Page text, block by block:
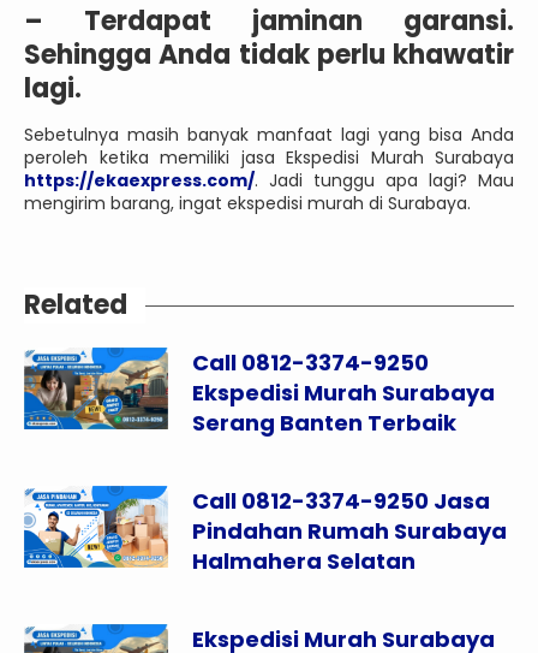
– Terdapat jaminan garansi.
Sehingga Anda tidak perlu khawatir
lagi.
Sebetulnya masih banyak manfaat lagi yang bisa Anda
peroleh ketika memiliki jasa Ekspedisi Murah Surabaya
https://ekaexpress.com/. Jadi tunggu apa lagi? Mau
mengirim barang, ingat ekspedisi murah di Surabaya.
Related
Call 0812-3374-9250
Ekspedisi Murah Surabaya
Serang Banten Terbaik
Call 0812-3374-9250 Jasa
Pindahan Rumah Surabaya
Halmahera Selatan
Ekspedisi Murah Surabaya